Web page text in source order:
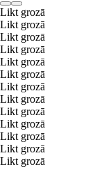
Likt grozā
Likt grozā
Likt grozā
Likt grozā
Likt grozā
Likt grozā
Likt grozā
Likt grozā
Likt grozā
Likt grozā
Likt grozā
Likt grozā
Likt grozā